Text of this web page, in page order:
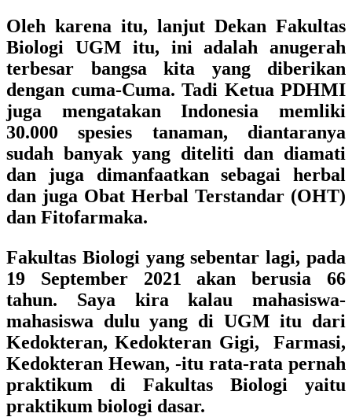
Oleh karena itu, lanjut Dekan Fakultas
Biologi UGM itu, ini adalah anugerah
terbesar bangsa kita yang diberikan
dengan cuma-Cuma. Tadi Ketua PDHMI
juga mengatakan Indonesia memliki
30.000 spesies tanaman, diantaranya
sudah banyak yang diteliti dan diamati
dan juga dimanfaatkan sebagai herbal
dan juga Obat Herbal Terstandar (OHT)
dan Fitofarmaka.
Fakultas Biologi yang sebentar lagi, pada
19 September 2021 akan berusia 66
tahun. Saya kira kalau mahasiswa-
mahasiswa dulu yang di UGM itu dari
Kedokteran, Kedokteran Gigi, Farmasi,
Kedokteran Hewan, -itu rata-rata pernah
praktikum di Fakultas Biologi yaitu
praktikum biologi dasar.